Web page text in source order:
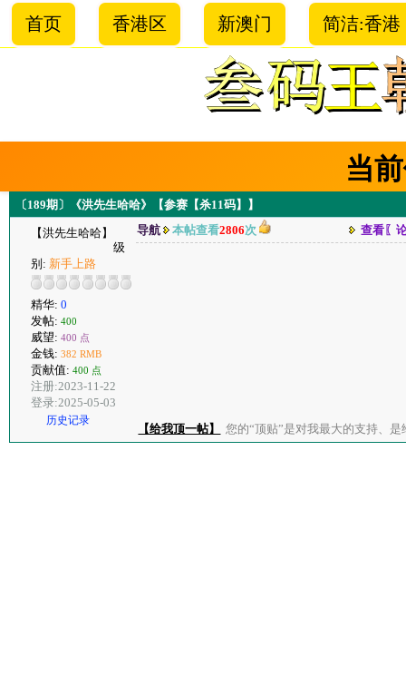
首页 香港区 新澳门 简洁:香港
当
〔189期〕《洪先生哈哈》【参赛【杀11码】】
【洪先生哈哈】
级
别: 新手上路
精华: 0
发帖: 400
威望: 400 点
金钱: 382 RMB
贡献值: 400 点
注册:2023-11-22
登录:2025-05-03
历史记录
导航 本帖查看2806次 查看〖
【给我顶一帖】 您的“顶贴”是对我最大的支持、